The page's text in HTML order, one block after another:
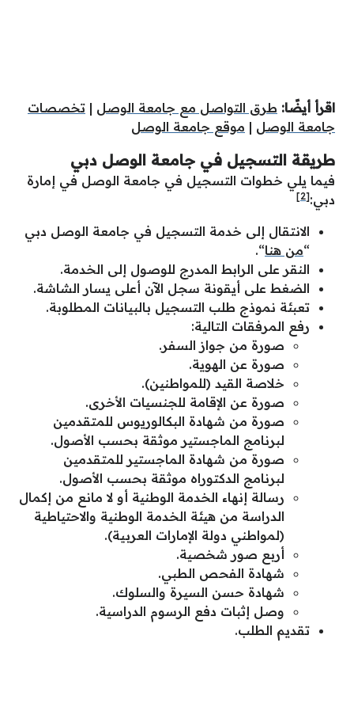
اقرأ أيضًا: طرق التواصل مع جامعة الوصل | تخصصات
جامعة الوصل | موقع جامعة الوصل
طريقة التسجيل في جامعة الوصل دبي
فيما يلي خطوات التسجيل في جامعة الوصل في إمارة
دبي:[2]
الانتقال إلى خدمة التسجيل في جامعة الوصل دبي
“من هنا“.
النقر على الرابط المدرج للوصول إلى الخدمة.
الضغط على أيقونة سجل الآن أعلى يسار الشاشة.
تعبئة نموذج طلب التسجيل بالبيانات المطلوبة.
رفع المرفقات التالية:
صورة من جواز السفر.
صورة عن الهوية.
خلاصة القيد (للمواطنين).
صورة عن الإقامة للجنسيات الأخرى.
صورة من شهادة البكالوريوس للمتقدمين
لبرنامج الماجستير موثقة بحسب الأصول.
صورة من شهادة الماجستير للمتقدمين
لبرنامج الدكتوراه موثقة بحسب الأصول.
رسالة إنهاء الخدمة الوطنية أو لا مانع من إكمال
الدراسة من هيئة الخدمة الوطنية والاحتياطية
(لمواطني دولة الإمارات العربية).
أربع صور شخصية.
شهادة الفحص الطبي.
شهادة حسن السيرة والسلوك.
وصل إثبات دفع الرسوم الدراسية.
تقديم الطلب.